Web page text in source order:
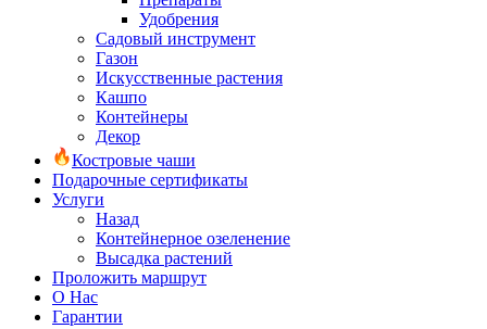
Удобрения
Садовый инструмент
Газон
Искусственные растения
Кашпо
Контейнеры
Декор
Костровые чаши
Подарочные сертификаты
Услуги
Назад
Контейнерное озеленение
Высадка растений
Проложить маршрут
О Нас
Гарантии